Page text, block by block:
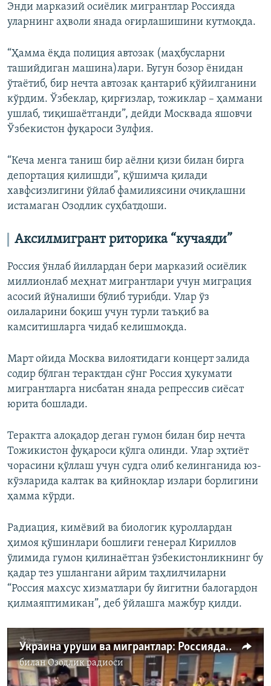
Энди марказий осиёлик мигрантлар Россияда
уларнинг аҳволи янада оғирлашишини кутмоқда.
“Ҳамма ёқда полиция автозак (маҳбусларни
ташийдиган машина)лари. Бугун бозор ёнидан
ўтаётиб, бир нечта автозак қантариб қўйилганини
кўрдим. Ўзбеклар, қирғизлар, тожиклар – ҳаммани
ушлаб, тиқишаётганди”, дейди Москвада яшовчи
Ўзбекистон фуқароси Зулфия.
“Кеча менга таниш бир аёлни қизи билан бирга
депортация қилишди”, қўшимча қилади
хавфсизлигини ўйлаб фамилиясини очиқлашни
истамаган Озодлик суҳбатдоши.
Аксилмигрант риторика “кучаяди”
Россия ўнлаб йиллардан бери марказий осиёлик
миллионлаб меҳнат мигрантлари учун миграция
асосий йўналиши бўлиб турибди. Улар ўз
оилаларини боқиш учун турли таъқиб ва
камситишларга чидаб келишмоқда.
Март ойида Москва вилоятидаги концерт залида
содир бўлган терактдан сўнг Россия ҳукумати
мигрантларга нисбатан янада репрессив сиёсат
юрита бошлади.
Терактга алоқадор деган гумон билан бир нечта
Тожикистон фуқароси қўлга олинди. Улар эҳтиёт
чорасини қўллаш учун судга олиб келинганида юз-
кўзларида калтак ва қийноқлар излари борлигини
ҳамма кўрди.
Радиация, кимёвий ва биологик қуроллардан
ҳимоя қўшинлари бошлиғи генерал Кириллов
ўлимида гумон қилинаётган ўзбекистонликнинг бу
қадар тез ушлангани айрим таҳлилчиларни
“Россия махсус хизматлари бу йигитни балогардон
қилмаяптимикан”, деб ўйлашга мажбур қилди.
Украина уруши ва мигрантлар: Россиядаги ўзбек маҳкумларнинг яқинлари хавотирда. Ҳукумат ва сиёсий партияларчи?
биланОзодлик радиоси